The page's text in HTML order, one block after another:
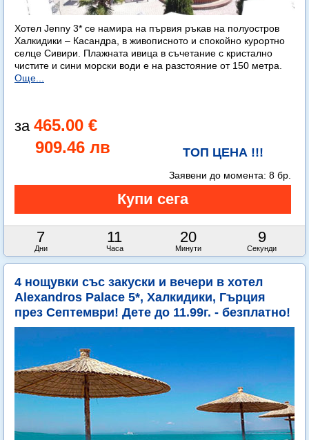
Хотел Jenny 3* се намира на първия ръкав на полуостров
Халкидики – Касандра, в живописното и спокойно курортно
селце Сивири. Плажната ивица в съчетание с кристално
чистите и сини морски води е на разстояние от 150 метра.
Още...
465.00 €
909.46 лв
ТОП ЦЕНА !!!
7
Дни
11
Часа
20
Минути
8
Секунди
Заявени до момента: 8 бр.
4 нощувки със закуски и вечери в хотел
Alexandros Palace 5*, Халкидики, Гърция
през Септември! Дете до 11.99г. - безплатно!